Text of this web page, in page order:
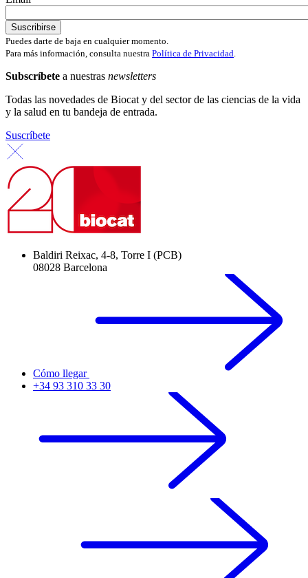
Puedes darte de baja en cualquier momento.
Para más información, consulta nuestra Política de Privacidad
Subscríbete a nuestras newsletters
Todas las novedades de Biocat y del sector de las ciencias de la vida
y la salud en tu bandeja de entrada.
Suscríbete
Baldiri Reixac, 4-8, Torre I (PCB)
08028 Barcelona
Cómo llegar
+34 93 310 33 30